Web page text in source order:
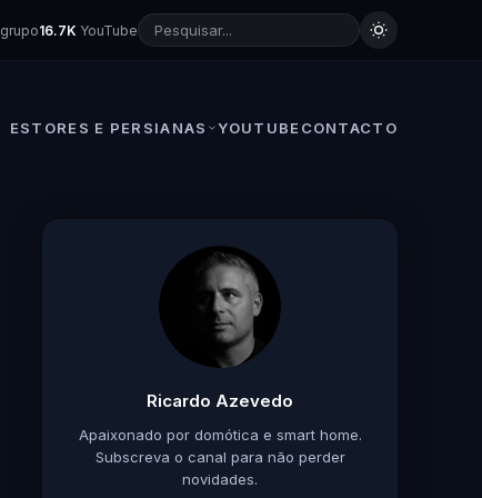
grupo16.7K YouTube
ESTORES E PERSIANAS YOUTUBE CONTACTO
Ricardo Azevedo
Apaixonado por domótica e smart home.
Subscreva o canal para não perder
novidades.